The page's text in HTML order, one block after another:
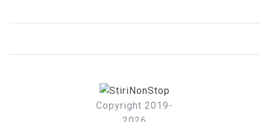
STIRINONSTOP
Fii la curent cu ultimele stiri
Copyright 2019-